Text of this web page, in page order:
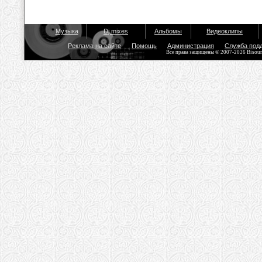
Музыка Dj mixes Альбомы Видеоклипы
Реклама на сайте Помощь Администрация Служба
Все права защищены © 2007-2026